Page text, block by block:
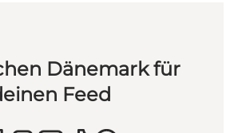
Dänemark für
Feed